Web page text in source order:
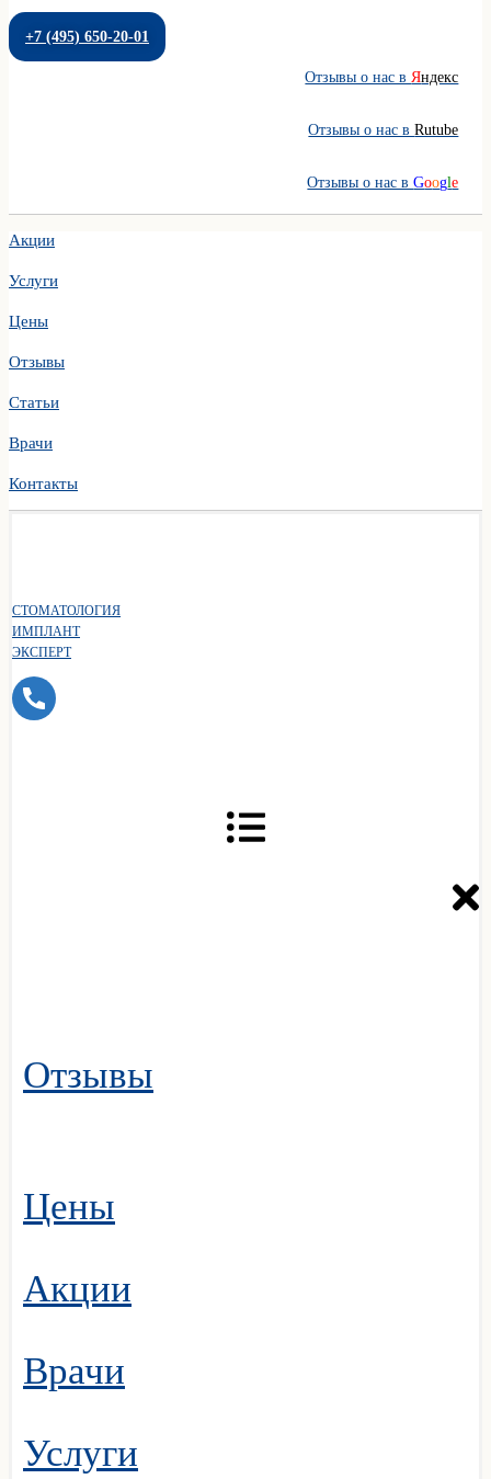
+7 (495) 650-20-01
Отзывы о нас вЯндекс
Отзывы о нас вRutube
Отзывы о нас вGoogle
Акции
Услуги
Цены
Отзывы
Статьи
Врачи
Контакты
СТОМАТОЛОГИЯ
ИМПЛАНТ
ЭКСПЕРТ
Отзывы
Цены
Акции
Врачи
Услуги